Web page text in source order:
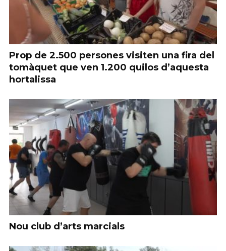
Prop de 2.500 persones visiten una fira del
tomàquet que ven 1.200 quilos d’aquesta
hortalissa
Nou club d’arts marcials